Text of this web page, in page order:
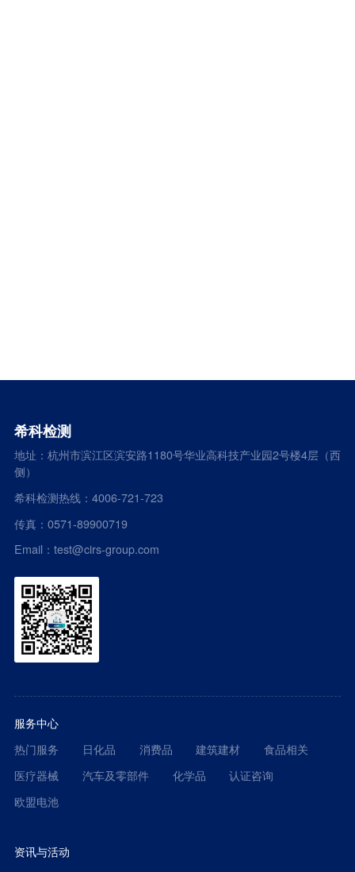
希科检测
地址：杭州市滨江区滨安路1180号华业高科技产业园2号楼4层（西
侧）
希科检测热线：4006-721-723
传真：0571-89900719
Email：test@cirs-group.com
服务中心
热门服务
日化品 消费品 建筑建材
食品相关
医疗器械
汽车及零部件 化学品
认证咨询
欧盟电池
资讯与活动